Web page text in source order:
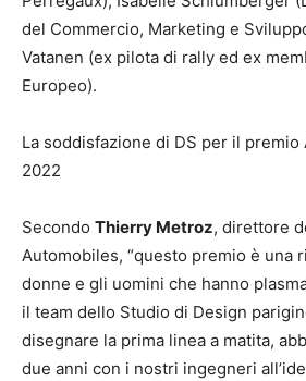
del Commercio, Marketing e
Vatanen (ex pilota di rally ed ex
Europeo).
La soddisfazione di DS per il premio
2022
Secondo Thierry Metroz, direttore
Automobiles, “questo premio è una
donne e gli uomini che hanno
il team dello Studio di Design
disegnare la prima linea a matita,
due anni con i nostri ingegneri